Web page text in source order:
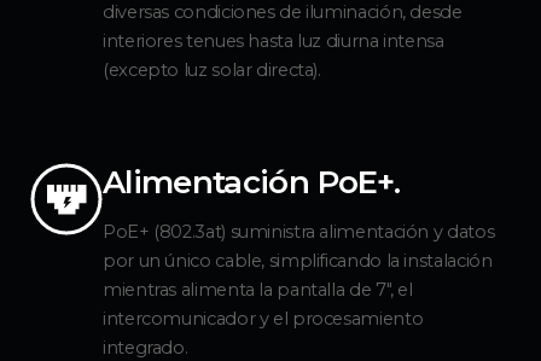
diversas condiciones de iluminación, desde
interiores tenues hasta luz diurna intensa
(excepto luz solar directa).
Alimentación PoE+.
PoE+ (802.3at) suministra alimentación y datos
por un único cable, simplificando la instalación
mientras alimenta la pantalla de 7", el
intercomunicador y el procesamiento
integrado.